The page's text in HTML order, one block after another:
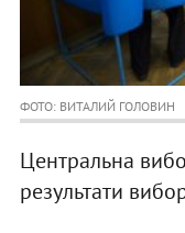
ФОТО: ВИТАЛИЙ ГОЛОВИН
Центральна
результати